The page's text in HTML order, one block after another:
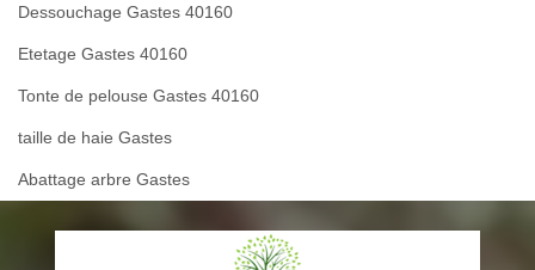
Dessouchage Gastes 40160
Etetage Gastes 40160
Tonte de pelouse Gastes 40160
taille de haie Gastes
Abattage arbre Gastes